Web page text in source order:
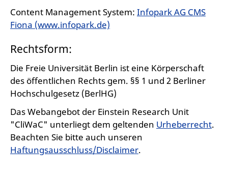
Content Management System: Infopark AG CMS
Fiona (www.infopark.de)
Rechtsform:
Die Freie Universität Berlin ist eine Körperschaft
des öffentlichen Rechts gem. §§ 1 und 2 Berliner
Hochschulgesetz (BerlHG)
Das Webangebot der Einstein Research Unit
"CliWaC" unterliegt dem geltenden Urheberrecht.
Beachten Sie bitte auch unseren
Haftungsausschluss/Disclaimer.